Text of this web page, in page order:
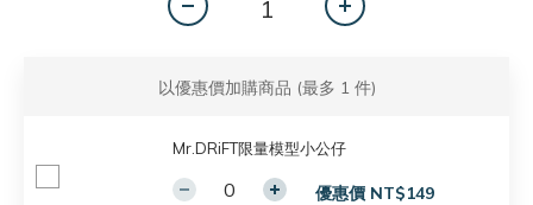
以優惠價加購商品 (最多 1 件)
Mr.DRiFT限量模型小公仔
優惠價 NT$149